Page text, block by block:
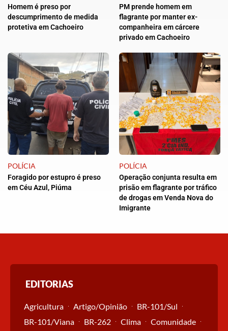
Homem é preso por
descumprimento de medida
protetiva em Cachoeiro
PM prende homem em
flagrante por manter ex-
companheira em cárcere
privado em Cachoeiro
POLÍCIA
Foragido por estupro é preso
em Céu Azul, Piúma
POLÍCIA
Operação conjunta resulta em
prisão em flagrante por tráfico
de drogas em Venda Nova do
Imigrante
EDITORIAS
Agricultura Artigo/Opinião
BR-101/Sul
BR-101/Viana
BR-262 Clima
Comunidade